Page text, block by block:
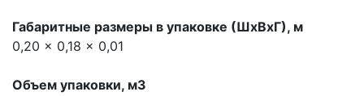
Габаритные размеры в упаковке (ШхВхГ), м
0,20 x 0,18 x 0,01
Объем упаковки, м3